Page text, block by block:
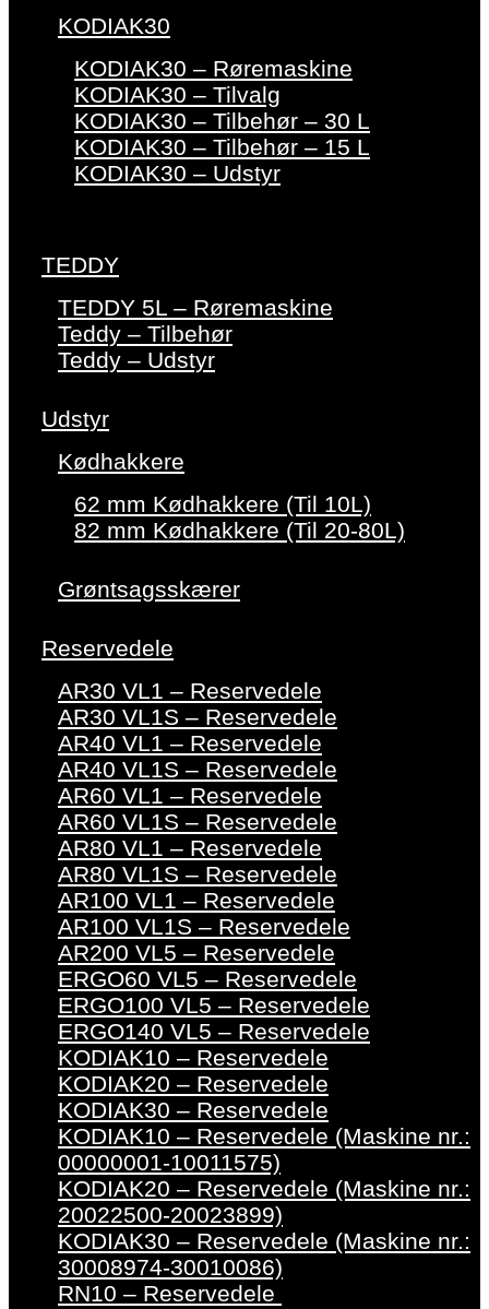
KODIAK30
KODIAK30 – Røremaskine
KODIAK30 – Tilvalg
KODIAK30 – Tilbehør – 30 L
KODIAK30 – Tilbehør – 15 L
KODIAK30 – Udstyr
TEDDY
TEDDY 5L – Røremaskine
Teddy – Tilbehør
Teddy – Udstyr
Udstyr
Kødhakkere
62 mm Kødhakkere (Til 10L)
82 mm Kødhakkere (Til 20-80L)
Grøntsagsskærer
Reservedele
AR30 VL1 – Reservedele
AR30 VL1S – Reservedele
AR40 VL1 – Reservedele
AR40 VL1S – Reservedele
AR60 VL1 – Reservedele
AR60 VL1S – Reservedele
AR80 VL1 – Reservedele
AR80 VL1S – Reservedele
AR100 VL1 – Reservedele
AR100 VL1S – Reservedele
AR200 VL5 – Reservedele
ERGO60 VL5 – Reservedele
ERGO100 VL5 – Reservedele
ERGO140 VL5 – Reservedele
KODIAK10 – Reservedele
KODIAK20 – Reservedele
KODIAK30 – Reservedele
KODIAK10 – Reservedele (Maskine nr.:
00000001-10011575)
KODIAK20 – Reservedele (Maskine nr.:
20022500-20023899)
KODIAK30 – Reservedele (Maskine nr.:
30008974-30010086)
RN10 – Reservedele